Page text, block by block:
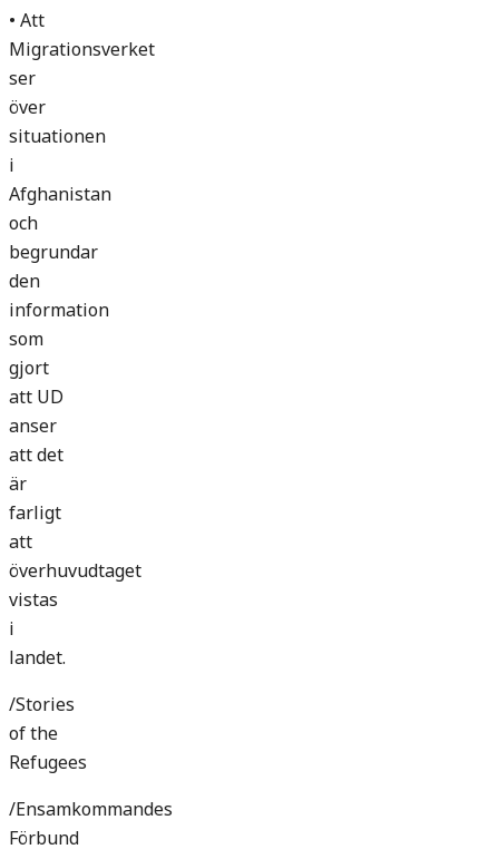
• Att
Migrationsverket
ser
över
situationen
i
Afghanistan
och
begrundar
den
information
som
gjort
att UD
anser
att det
är
farligt
att
överhuvudtaget
vistas
i
landet.
/Stories
of the
Refugees
/Ensamkommandes
Förbund